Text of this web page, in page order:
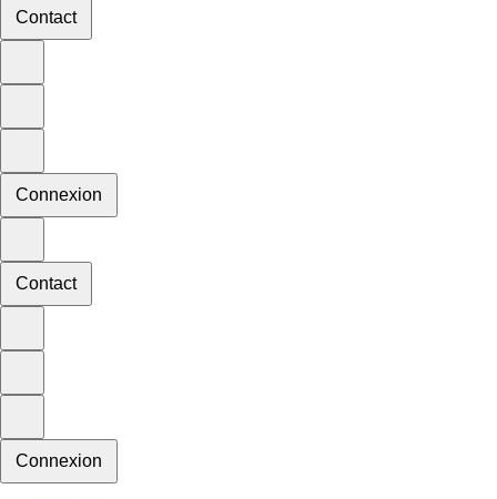
Contact
Connexion
Contact
Connexion